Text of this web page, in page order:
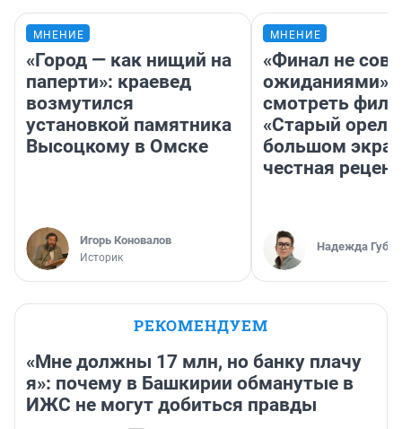
МНЕНИЕ
«Город — как нищий на
паперти»: краевед
возмутился
установкой памятника
Высоцкому в Омске
Игорь Коновалов
Историк
МНЕНИЕ
«Финал не
ожиданиями»:
смотреть
«Старый орел»
большом
честная
Надежда
РЕКОМЕНДУЕМ
«Мне должны 17 млн, но банку плачу
я»: почему в Башкирии обманутые в
ИЖС не могут добиться правды